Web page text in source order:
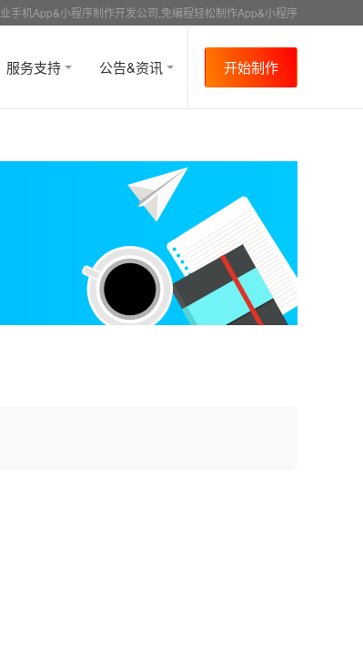
手机App&小程序制作开发公司,免编程轻松制作App&小程序
服务支持 公告&资讯 开始制作